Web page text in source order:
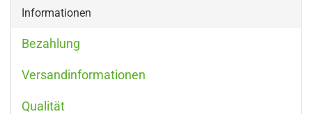
Informationen
Bezahlung
Versandinformationen
Qualität